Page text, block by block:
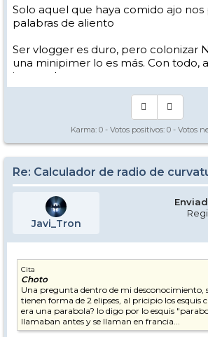
Solo aquel que haya comido ajo
palabras de aliento
Ser vlogger es duro, pero colonizar
una minipimer lo es más. Con todo,
intento hacer.
Yo hago esquí extremo : voy de
Los caminos del esquí son
Karma: 0 - Votos positivos: 0 - Votos
Re: Calculador de radio de
Javi_Tron
Cita
Choto
Una pregunta dentro de mi desconocimiento,
tienen forma de 2 elipses, al pricipio los
era una parabola? lo digo por lo esquis
llamaban antes y se llaman en francia...